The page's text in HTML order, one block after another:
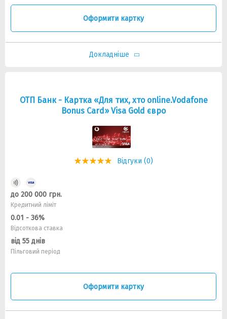
Оформити картку
Докладніше
ОТП Банк - Картка «Для тих, хто online.Vodafone
Bonus Card» Visa Gold євро
Відгуки (0)
до 200 000 грн.
Кредитний ліміт
0.01 - 36%
Відсоткова ставка
від 55 днів
Пільговий період
Оформити картку